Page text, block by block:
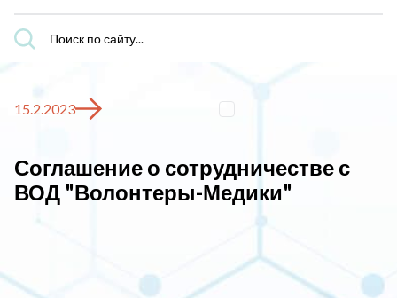
Поиск
по
15.2.2023
Соглашение о сотрудничестве с
ВОД "Волонтеры-Медики"